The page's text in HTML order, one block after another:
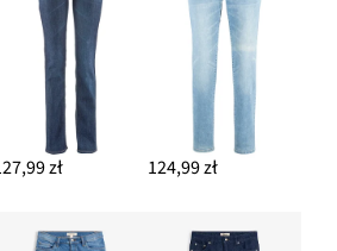
DO KOSZYKA
zł 124,99 zł